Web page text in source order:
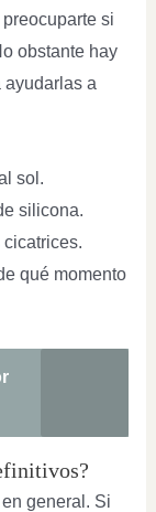
si
obstante hay
ayudarlas a
sol.
silicona.
qué momento
general. Si